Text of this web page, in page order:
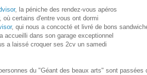
, la péniche des rendez-vous apéros
, où certains d'entre vous ont dormi
, qui nous a concocté et livré de bons
accueilli dans son garage exceptionnel
a laissé croquer ses 2cv un samedi
du "Géant des beaux arts" sont passées